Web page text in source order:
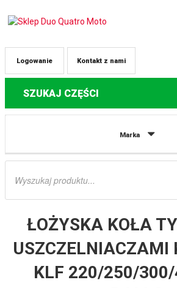
Kontakt z nami
Logowanie
SZUKAJ CZĘŚCI
Marka
Wyszukiwarka
Części do quadów Kawasaki
ŁOŻYSKA KOŁA
USZCZELNIACZAMI
KLF 220/250/